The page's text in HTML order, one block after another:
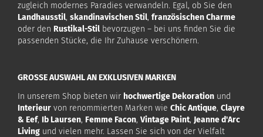
zugleich modernes Paradies verwandeln. Egal, ob Sie den
Landhausstil, skandinavischen Stil, französischen Charme
oder den Rustikal-Stil bevorzugen – bei uns finden Sie die
passenden Stücke, die Ihr Zuhause verschönern.
GROSSE AUSWAHL AN EXKLUSIVEN MARKEN
In unserem Shop bieten wir hochwertige Dekoration und
Interieur von renommierten Marken wie Chic Antique, Clayre
& Eef, Ib Laursen, Femme Facon, Vintage Paint, Jeanne d'Arc
Living und vielen mehr. Lassen Sie sich von der Vielfalt